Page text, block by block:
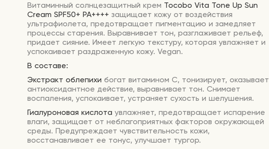
Витаминный солнцезащитный крем Tocobo Vita Tone Up Sun
Cream SPF50+ PA++++ защищает кожу от воздействия
ультрафиолета, предотвращает пигментацию и замедляет
процессы старения. Выравнивает тон, разглаживает рельеф,
придает сияние. Имеет легкую текстуру, которая увлажняет и
успокаивает раздраженную кожу. Vegan.
В составе:
Экстракт облепихи богат витамином С, тонизирует, оказывает
антиоксидантное действие, выравнивает тон. Снимает
воспаления, успокаивает, устраняет сухость и шелушения.
Гиалуроновая кислота увлажняет, предотвращает испарение
влаги, защищает от неблагоприятных факторов окружающей
среды. Предупреждает чувствительность кожи,
восстанавливает ее тонус, улучшает тургор.